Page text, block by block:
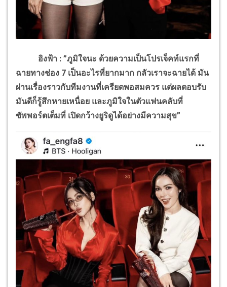
อิงฟ้า : ”ภูมิใจนะ ด้วยความเป็นโปรเจ็คท์แรกที่
ฉายทางช่อง 7 เป็นอะไรที่ยากมาก กลัวเราจะฉายได้ มัน
ผ่านเรื่องราวกับทีมงานที่เครียดพอสมควร แต่ผลตอบรับ
มันดีก็รู้สึกหายเหนื่อย และภูมิใจในตัวแฟนคลับที่
ซัพพอร์ตเต็มที่ เปิดกว้างยูริดูได้อย่างมีความสุข”